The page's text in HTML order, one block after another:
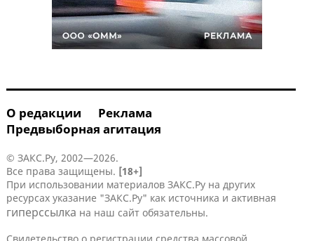
О редакции
Реклама
Предвыборная агитация
© ЗАКС.Ру, 2002—2026.
Все права защищены. [18+]
При использовании материалов ЗАКС.Ру на других
ресурсах указание "ЗАКС.Ру" как источника и активная
гиперссылка на наш сайт обязательны.